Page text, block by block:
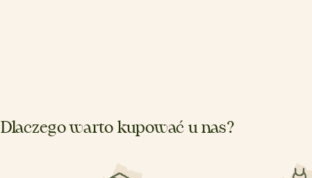
Dlaczego warto kupować u nas?